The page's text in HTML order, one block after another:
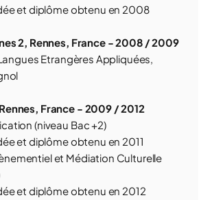
et diplôme obtenu en 2008
2, Rennes, France - 2008 / 2009
Etrangères Appliquées,
France - 2009 / 2012
(niveau Bac +2)
et diplôme obtenu en 2011
et Médiation Culturelle
et diplôme obtenu en 2012